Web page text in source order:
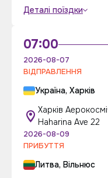
Деталі поїздки
07:00
2026-08-07
ВІДПРАВЛЕННЯ
Україна, Харків
Харків
Haharina Ave 22
2026-08-09
ПРИБУТТЯ
Литва, Вільнюс